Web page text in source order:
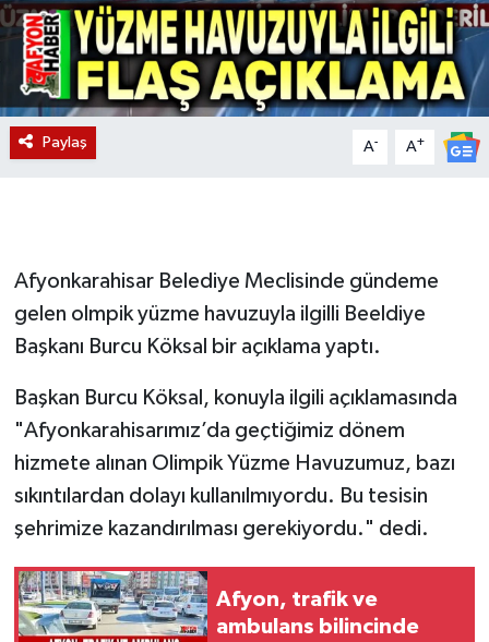
Paylaş A- A+
Afyonkarahisar Belediye Meclisinde gündeme
gelen olmpik yüzme havuzuyla ilgilli Beeldiye
Başkanı Burcu Köksal bir açıklama yaptı.
Başkan Burcu Köksal, konuyla ilgili açıklamasında
"Afyonkarahisarımız’da geçtiğimiz dönem
hizmete alınan Olimpik Yüzme Havuzumuz, bazı
sıkıntılardan dolayı kullanılmıyordu. Bu tesisin
şehrimize kazandırılması gerekiyordu." dedi.
Afyon, trafik ve
ambulans bilincinde